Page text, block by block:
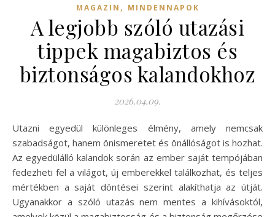
MAGAZIN , MINDENNAPOK
A legjobb szóló utazási
tippek magabiztos és
biztonságos kalandokhoz
2026.04.09.
Utazni egyedül különleges élmény, amely nemcsak
szabadságot, hanem önismeretet és önállóságot is hozhat.
Az egyedülálló kalandok során az ember saját tempójában
fedezheti fel a világot, új emberekkel találkozhat, és teljes
mértékben a saját döntései szerint alakíthatja az útját.
Ugyanakkor a szóló utazás nem mentes a kihívásoktól,